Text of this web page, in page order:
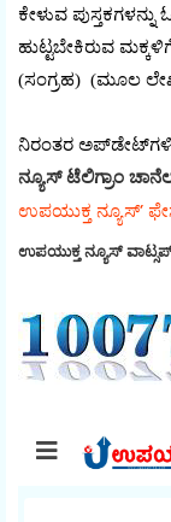
ಕೇಳುವ
ಹುಟ್ಟಬೇಕಿರುವ
(ಸಂಗ್ರಹ) (ಮೂಲ
ನಿರಂತರ
ನ್ಯೂಸ್‌ ಟೆಲಿಗ್ರಾಂ
ಉಪಯುಕ್ತ ನ್ಯೂಸ್‌’
ಉಪಯುಕ್ತ ನ್ಯೂಸ್‌